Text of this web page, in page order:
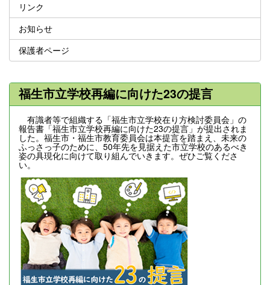
リンク
お知らせ
保護者ページ
福生市立学校再編に向けた23の提言
有識者等で組織する「福生市立学校在り方検討委員会」の
報告書「福生市立学校再編に向けた23の提言」が提出されま
した。福生市・福生市教育委員会は本提言を踏まえ、未来の
ふっさっ子のために、50年先を見据えた市立学校のあるべき
姿の具現化に向けて取り組んでいきます。ぜひご覧くださ
い。